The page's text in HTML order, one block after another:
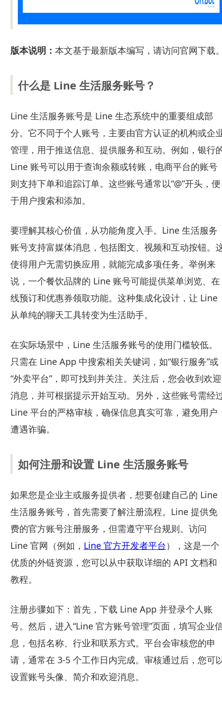
版本说明： 本文基于最新版本编写，请访问官网下载
什么是 Line 生活服务账号？
Line 生活服务账号是 Line 生态系统中的重要组成部
分。它不同于个人账号，主要由官方认证的机构或企
管理，用于推送信息、提供服务和互动。例如，银行
Line 账号可以用于查询余额或转账，电商平台的账号
则支持下单和追踪订单。这些账号通常以“@”开头，便
于用户搜索和添加。
要理解其核心价值，从功能角度入手。Line 生活服务
账号支持富媒体消息，包括图文、视频和互动按钮。
使得用户无需切换应用，就能完成多项任务。举例来
说，一个餐饮品牌的 Line 账号可能提供菜单浏览、在
线预订和优惠券领取功能。这种集成化设计，让 Line
从单纯的聊天工具转变为生活助手。
在实际场景中，Line 生活服务账号的使用门槛较低。
只需在 Line App 中搜索相关关键词，如“银行服务”或
“外卖平台”，即可找到并关注。关注后，您会收到欢迎
消息，并可根据提示开始互动。另外，这些账号需经
Line 平台的严格审核，确保信息真实可靠，避免用户
遭遇诈骗。
如何注册和设置 Line 生活服务账号
如果您是企业主或服务提供者，想要创建自己的 Line
生活服务账号，首先需要了解注册流程。Line 提供免
费的官方账号注册服务，但需遵守平台规则。访问
Line 官网（例如， Line 官方开发者平台 ），这是一个
优质的外链资源，您可以从中获取详细的 API 文档和
教程。
注册步骤如下：首先，下载 Line App 并登录个人账
号。然后，进入“Line 官方账号管理”页面，填写企业
息，包括名称、行业和联系方式。平台会审核您的申
请，通常在 3-5 个工作日内完成。审核通过后，您可
设置账号头像、简介和欢迎消息。